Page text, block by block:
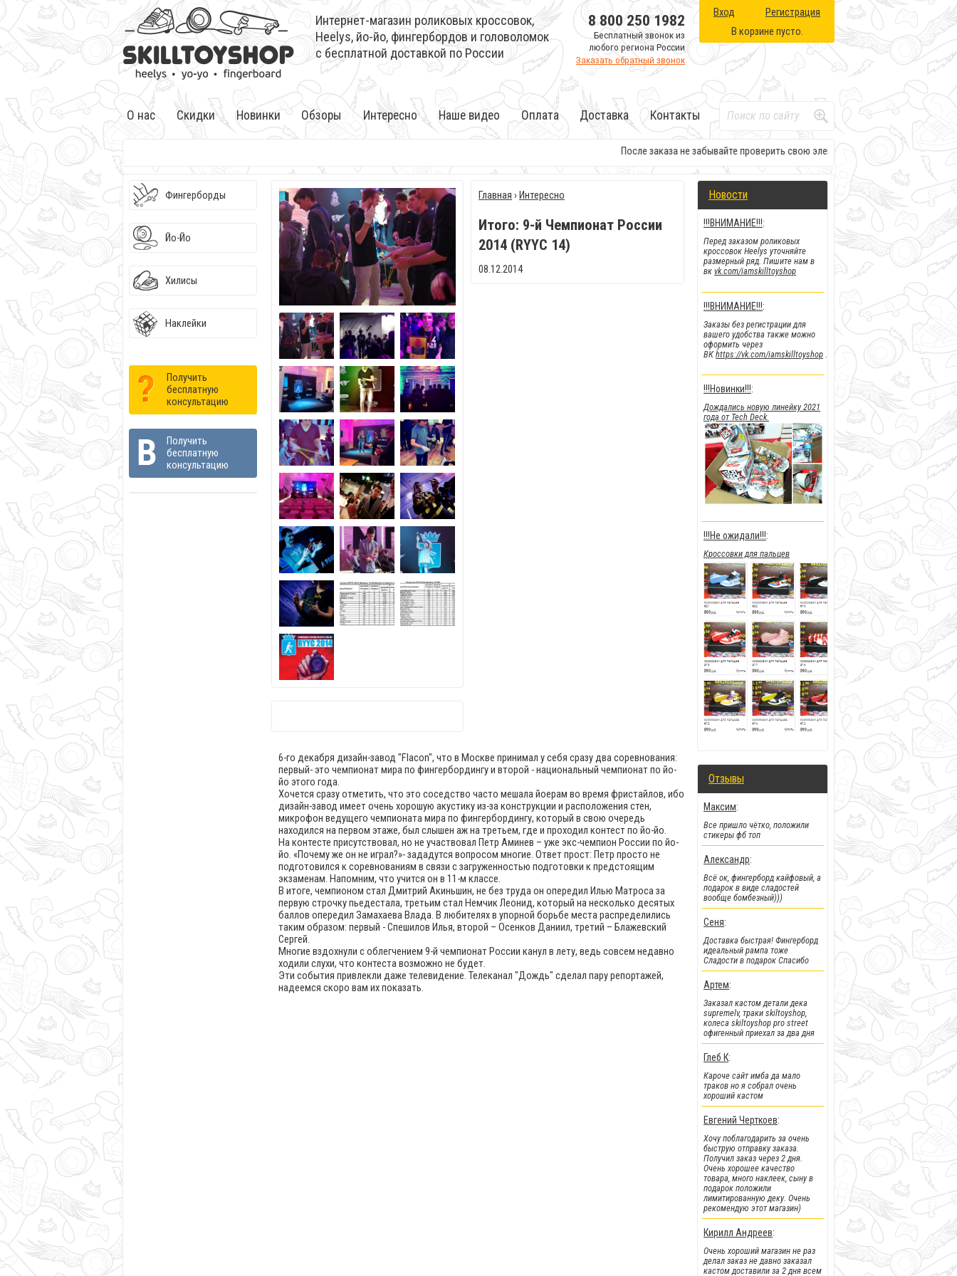
Интернет-магазин роликовых кроссовок,
Heelys, йо-йо, фингербордов и головоломок
с бесплатной доставкой по России
Вход
Регистрация
В корзине пусто.
8 800 250 1982
Бесплатный звонок из
любого региона России
Заказать обратный звонок
О нас Скидки Новинки Обзоры Интересно Наше видео Оплата Доставка Контакты
После заказа не забывайте проверить свою электронную почту. Там будет
Новости
!!!ВНИМАНИЕ!!!:
Перед заказом роликовых
кроссовок Heelys уточняйте
размерный ряд. Пишите нам в
вк vk.com/iamskilltoyshop
!!!ВНИМАНИЕ!!!:
Заказы без регистрации для
вашего удобства также можно
оформить через
ВКhttps://vk.com/iamskilltoyshop
!!!Новинки!!!:
Дождались новую линейку 2021
года от Tech Deck.
!!!Не ожидали!!!:
Кроссовки для пальцев
!!!Новинка!!!
бренда
!!!Скидки!!!
На парки, атакже на часть
фингербордов
!!!Новинки!!!:
Легендарные металлические
фингер BMX от Flick Trix снова у
нас.
Отзывы
Максим:
Все пришло чётко, положили
стикеры фб топ
Александр:
Всё ок, фингерборд кайфовый, а
подарок в виде сладостей
вообще бомбезный)))
Сеня:
Доставка быстрая! Фингерборд
идеальный рампа тоже
Сладости в подарок Спасибо
Артем:
Заказал кастом детали дека
supremelv, траки skiltoyshop,
колеса skiltoyshop pro street
офигенный приехал за два дня
Глеб К:
Кароче сайт имба да мало
траков но я собрал очень
хороший кастом
Евгений Черткоев:
Хочу поблагодарить за очень
быструю отправку заказа.
Получил заказ через 2 дня.
Очень хорошее качество
товара, много наклеек, сыну в
подарок положили
лимитированную деку. Очень
рекомендую этот магазин)
Кирилл Андреев:
Очень хороший магазин не раз
делал заказ не давно заказал
кастом доставили за 2 дня всем
Фингерборды
Йо-Йо
Хилисы
Наклейки
Получить
бесплатную
консультацию
Получить
бесплатную
консультацию
Главная ›Интересно
Итого: 9-й Чемпионат России
2014 (RYYC 14)
08.12.2014
6-го декабря дизайн-завод "Flacon", что в Москве принимал у себя сразу два соревнования:
первый- это чемпионат мира по фингербордингу и второй - национальный чемпионат по йо-
йо этого года.
Хочется сразу отметить, что это соседство часто мешала йоерам во время фристайлов, ибо
дизайн-завод имеет очень хорошую акустику из-за конструкции и расположения стен,
микрофон ведущего чемпионата мира по фингербордингу, который в свою очередь
находился на первом этаже, был слышен аж на третьем, где и проходил контест по йо-йо.
На контесте присутствовал, но не участвовал Петр Аминев – уже экс-чемпион России по йо-
йо. «Почему же он не играл?»- зададутся вопросом многие. Ответ прост: Петр просто не
подготовился к соревнованиям в связи с загруженностью подготовки к предстоящим
экзаменам. Напомним, что учится он в 11-м классе.
В итоге, чемпионом стал Дмитрий Акиньшин, не без труда он опередил Илью Матроса за
первую строчку пьедестала, третьим стал Немчик Леонид, который на несколько десятых
баллов опередил Замахаева Влада. В любителях в упорной борьбе места распределились
таким образом: первый - Спешилов Илья, второй – Осенков Даниил, третий – Блажевский
Сергей.
Многие вздохнули с облегчением 9-й чемпионат России канул в лету, ведь совсем недавно
ходили слухи, что контеста возможно не будет.
Эти события привлекли даже телевидение. Телеканал "Дождь" сделал пару репортажей,
надеемся скоро вам их показать.